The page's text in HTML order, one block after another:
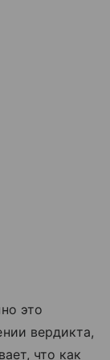
это
вердикта,
что как